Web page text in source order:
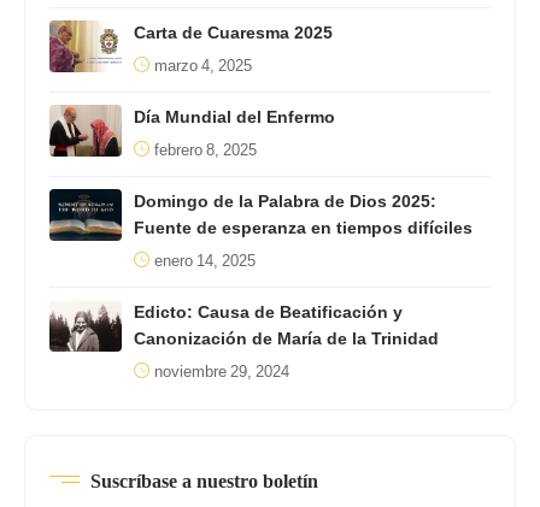
Carta de Cuaresma 2025
marzo 4, 2025
Día Mundial del Enfermo
febrero 8, 2025
Domingo de la Palabra de Dios 2025:
Fuente de esperanza en tiempos difíciles
enero 14, 2025
Edicto: Causa de Beatificación y
Canonización de María de la Trinidad
noviembre 29, 2024
Suscríbase a nuestro boletín